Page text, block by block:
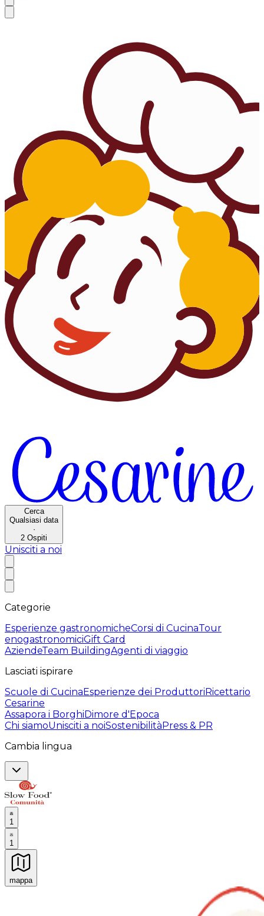
Cerca
Qualsiasi data
·
2 Ospiti
Unisciti a noi
Categorie
Esperienze gastronomicheCorsi di CucinaTour
enogastronomiciGift Card
AziendeTeam BuildingAgenti di viaggio
Lasciati ispirare
Scuole di CucinaEsperienze dei ProduttoriRicettario
Cesarine
Assapora i BorghiDimore d'Epoca
Chi siamoUnisciti a noiSostenibilitàPress & PR
Cambia lingua
1
1
mappa
Esperienze culinarie indimenticabili: Esperienze